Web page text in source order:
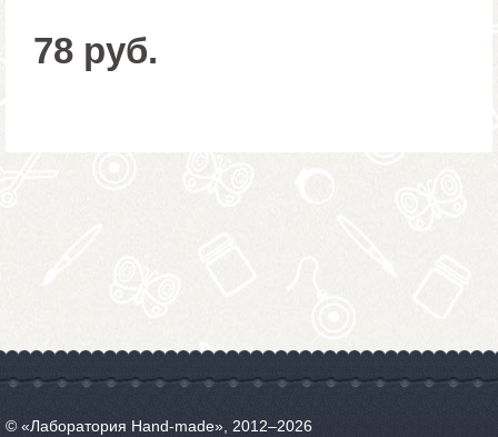
78 руб.
© «Лаборатория Hand-made», 2012‒2026